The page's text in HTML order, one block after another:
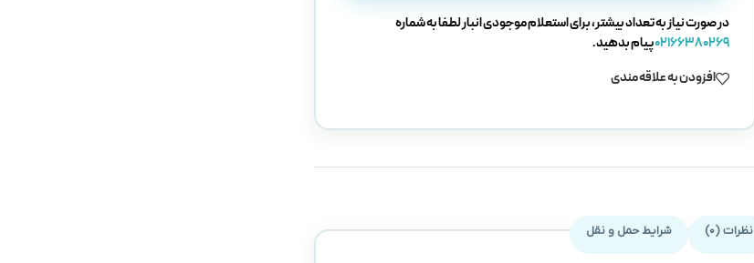
در صورت نیاز به تعداد بیشتر، برای استعلام موجودی انبار لطفا به شماره
02166380269پیام بدهید.
افزودن به علاقه مندی
نظرات (0) شرایط حمل و نقل